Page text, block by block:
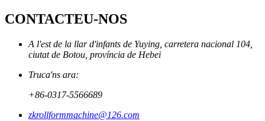
CONTACTEU-NOS
A l'est de la llar d'infants de Yuying, carretera nacional 104,
ciutat de Botou, província de Hebei
Truca'ns ara:
+86-0317-5566689
zkrollformmachine@126.com